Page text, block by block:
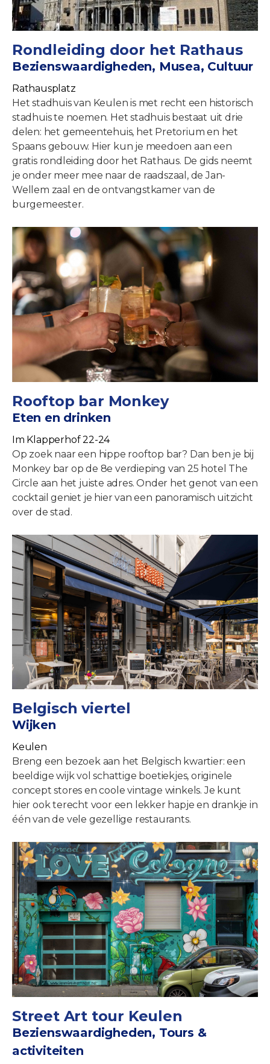
Rondleiding door het Rathaus
Bezienswaardigheden, Musea, Cultuur
Rathausplatz
Het stadhuis van Keulen is met recht een historisch
stadhuis te noemen. Het stadhuis bestaat uit drie
delen: het gemeentehuis, het Pretorium en het
Spaans gebouw. Hier kun je meedoen aan een
gratis rondleiding door het Rathaus. De gids neemt
je onder meer mee naar de raadszaal, de Jan-
Wellem zaal en de ontvangstkamer van de
burgemeester.
Rooftop bar Monkey
Eten en drinken
Im Klapperhof 22-24
Op zoek naar een hippe rooftop bar? Dan ben je bij
Monkey bar op de 8e verdieping van 25 hotel The
Circle aan het juiste adres. Onder het genot van een
cocktail geniet je hier van een panoramisch uitzicht
over de stad.
Belgisch viertel
Wijken
Keulen
Breng een bezoek aan het Belgisch kwartier: een
beeldige wijk vol schattige boetiekjes, originele
concept stores en coole vintage winkels. Je kunt
hier ook terecht voor een lekker hapje en drankje in
één van de vele gezellige restaurants.
Street Art tour Keulen
Bezienswaardigheden, Tours &
activiteiten